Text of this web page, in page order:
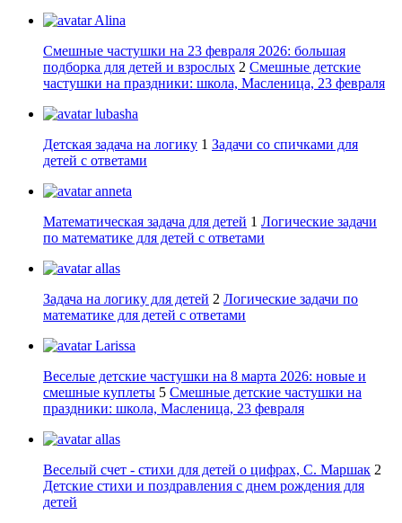
Alina
Смешные частушки на 23 февраля 2026: большая
подборка для детей и взрослых 2 Смешные детские
частушки на праздники: школа, Масленица, 23 февраля
lubasha
Детская задача на логику 1 Задачи со спичками для
детей с ответами
anneta
Математическая задача для детей 1 Логические задачи
по математике для детей с ответами
allas
Задача на логику для детей 2 Логические задачи по
математике для детей с ответами
Larissa
Веселые детские частушки на 8 марта 2026: новые и
смешные куплеты 5 Смешные детские частушки на
праздники: школа, Масленица, 23 февраля
allas
Веселый счет - стихи для детей о цифрах, С. Маршак 2
Детские стихи и поздравления с днем рождения для
детей